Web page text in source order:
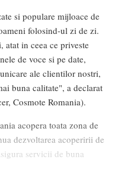
si populare mijloace de
folosind-ul zi de zi.
atat in ceea ce priveste
de voce si pe date,
ale clientilor nostri,
buna calitate", a declarat
Cosmote Romania).
acopera toata zona de
dezvoltarea acoperirii de
servicii de buna